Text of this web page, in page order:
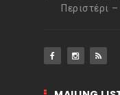
Περιστέρι